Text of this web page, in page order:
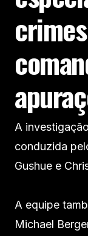
A
conduzida
Gushue e
A equipe
Michael